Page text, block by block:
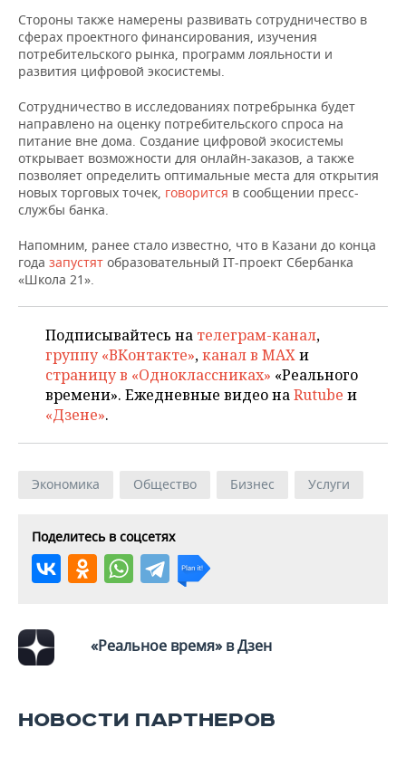
НЕФТЕХИМИЯ
НЕФТЬ
ОПК
ЭНЕРГЕТИКА
РОЗНИЧНАЯ ТОРГОВЛЯ
УСЛУГИ
НОВОСТИ ТЕХНОЛОГИЙ
МЕДИА
ТЕЛЕКОММУНИКАЦИИ
МЕРОПРИЯТИЯ
ВЫЕЗДНАЯ РЕДАКЦИЯ
БИЗНЕС-БРАНЧИ
ONLINE-КОНФЕРЕНЦИИ
ОТКРЫТАЯ ЛЕКЦИЯ
НОВОСТИ СПОРТА
ФУТБОЛ
ХОККЕЙ
БАСКЕТБОЛ
КИБЕРСПОРТ
ФИГУРНОЕ КАТАНИЕ
ВОДНЫЕ ВИДЫ СПОРТА
ОБЩЕСТВО
НОВОСТИ ОБЩЕСТВА
ВЛАСТЬ
ИНФРАСТРУКТУРА
КУЛЬТУРА
МЕДИЦИНА
ОБРАЗОВАНИЕ
ФОТОГАЛЕРЕЯ
СЮЖЕТЫ
СПРАВОЧНИК
СПИСОК КОМПАНИЙ
Стороны также намерены развивать сотрудничество в
сферах проектного финансирования, изучения
потребительского рынка, программ лояльности и
развития цифровой экосистемы.
Сотрудничество в исследованиях потребрынка будет
направлено на оценку потребительского спроса на
питание вне дома. Создание цифровой экосистемы
открывает возможности для онлайн-заказов, а также
позволяет определить оптимальные места для открытия
новых торговых точек, говорится в сообщении пресс-
службы банка.
Напомним, ранее стало известно, что в Казани до конца
года запустят образовательный IT-проект Сбербанка
«Школа 21».
Подписывайтесь на телеграм-канал,
группу «ВКонтакте»,канал в MAXи
страницу в «Одноклассниках» «Реального
времени». Ежедневные видео наRutube и
«Дзене».
Экономика Общество Бизнес Услуги
Поделитесь в соцсетях
«Реальное время» в Дзен
НОВОСТИ ПАРТНЕРОВ